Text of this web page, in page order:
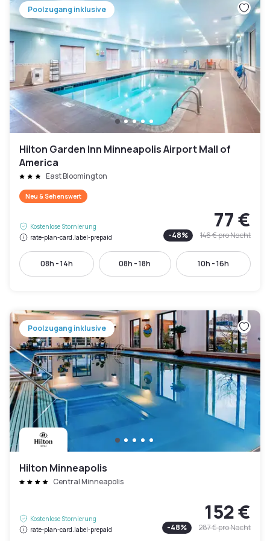
Poolzugang inklusive
Hilton Garden Inn Minneapolis Airport Mall of
America
East Bloomington
Neu & Sehenswert
Kostenlose Stornierung
rate-plan-card.label-prepaid
77 €
-48% 146 €pro Nacht
08h - 14h 08h - 18h 10h - 16h
Poolzugang inklusive
Hilton Minneapolis
Central Minneapolis
Kostenlose Stornierung
rate-plan-card.label-prepaid
152 €
-48% 287 €pro Nacht